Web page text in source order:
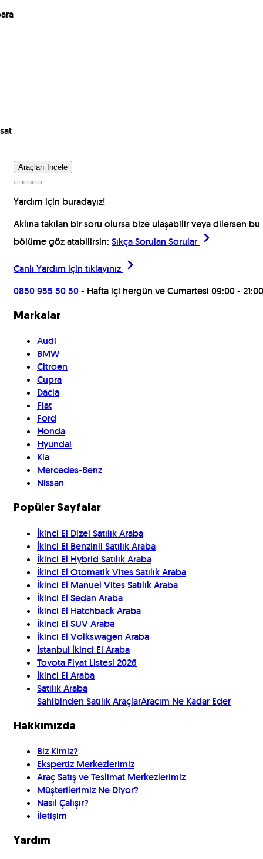
Araçları İncele
Yardım için buradayız!
Aklına takılan bir soru olursa bize ulaşabilir veya dilersen bu
bölüme göz atabilirsin: Sıkça Sorulan Sorular
Canlı Yardım için tıklayınız
0850 955 50 50- Hafta içi hergün ve Cumartesi 09:00 - 21:00
Markalar
Audi
BMW
Citroen
Cupra
Dacia
Fiat
Ford
Honda
Hyundai
Kia
Mercedes-Benz
Nissan
Popüler Sayfalar
İkinci El Dizel Satılık Araba
İkinci El Benzinli Satılık Araba
İkinci El Hybrid Satılık Araba
İkinci El Otomatik Vites Satılık Araba
İkinci El Manuel Vites Satılık Araba
İkinci El Sedan Araba
İkinci El Hatchback Araba
İkinci El SUV Araba
İkinci El Volkswagen Araba
İstanbul İkinci El Araba
Toyota Fiyat Listesi 2026
İkinci El Araba
Satılık Araba
Sahibinden Satılık AraçlarAracım Ne Kadar Eder
Hakkımızda
Biz Kimiz?
Ekspertiz Merkezlerimiz
Araç Satış ve Teslimat Merkezlerimiz
Müşterilerimiz Ne Diyor?
Nasıl Çalışır?
İletişim
Yardım